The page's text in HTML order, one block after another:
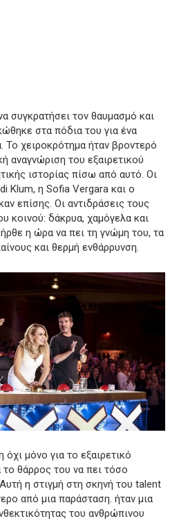
συγκρατήσει τον θαυμασμό και
στα πόδια του για ένα
Το χειροκρότημα ήταν βροντερό
αναγνώριση του εξαιρετικού
ιστορίας πίσω από αυτό. Οι
Klum, η Sofia Vergara και ο
επίσης. Οι αντιδράσεις τους
κοινού: δάκρυα, χαμόγελα και
η ώρα να πει τη γνώμη του, τα
και θερμή ενθάρρυνση.
όχι μόνο για το εξαιρετικό
το θάρρος του να πει τόσο
Αυτή η στιγμή στη σκηνή του talent
από μια παράσταση. ήταν μια
του ανθρώπινου